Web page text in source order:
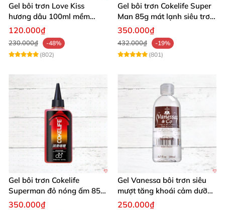
Gel bôi trơn Love Kiss
hương dâu 100ml mềm
mượt an toàn thơm
120.000₫
230.000₫
-48%
(802)
Gel bôi trơn Cokelife Super
Man 85g mát lạnh siêu trơn
an toàn
350.000₫
432.000₫
-19%
(801)
Gel bôi trơn Cokelife
Superman đỏ nóng ấm 85g
giảm đau rát
350.000₫
Gel Vanessa bôi trơn siêu
mượt tăng khoái cảm dưỡng
ẩm 200ml
250.000₫